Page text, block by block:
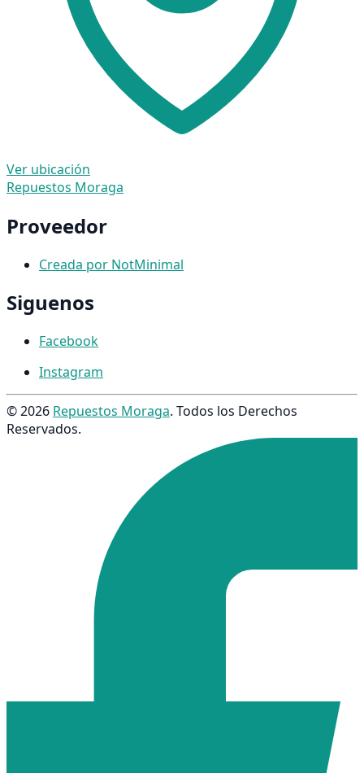
Ver ubicación
Repuestos Moraga
Proveedor
Creada por NotMinimal
Siguenos
Facebook
Instagram
© 2026 Repuestos Moraga. Todos los Derechos
Reservados.